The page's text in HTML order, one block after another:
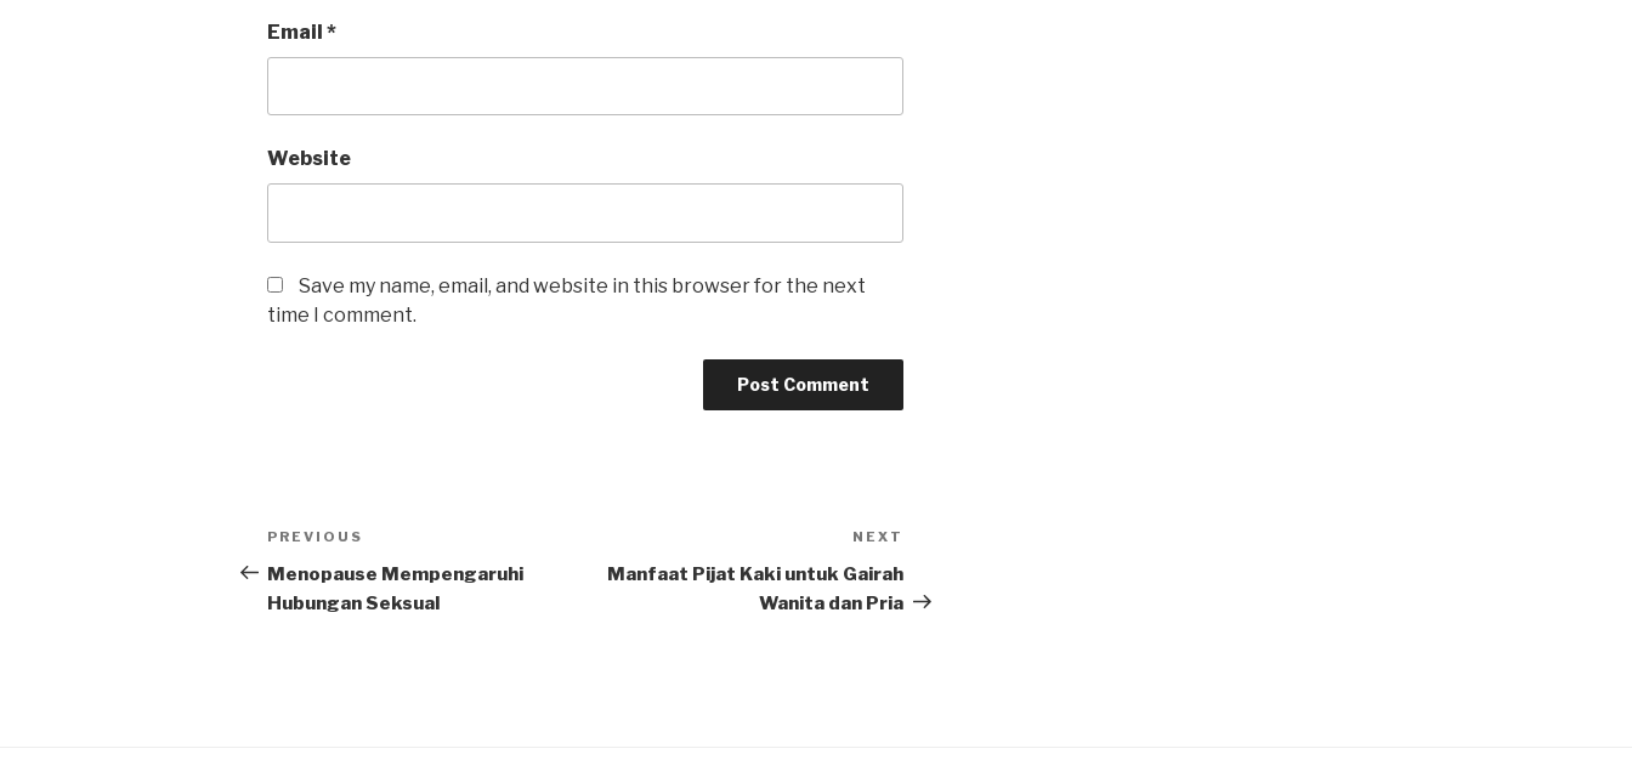
Email *
Website
Save my name, email, and website in this browser for the next
time I comment.
Post
navigation
Previous
Post
PREVIOUS
Menopause Mempengaruhi
Hubungan Seksual
Post
NEXT
Manfaat Pijat Kaki untuk Gairah
Wanita dan Pria